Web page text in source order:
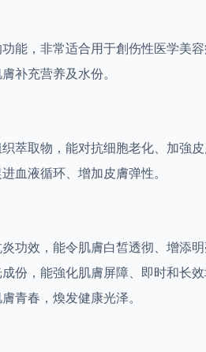
能，非常适合用于創伤性医学美
补充营养及水份。
萃取物，能对抗细胞老化、加強皮
血液循环、增加皮膚弹性。
功效，能令肌膚白皙透彻、增添明
份，能強化肌膚屏障、即时和长
青春，煥发健康光泽。